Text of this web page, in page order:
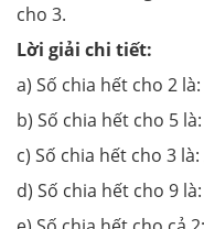
cho 3.
Lời giải chi tiết:
a) Số chia hết cho 2
b) Số chia hết cho 5
c) Số chia hết cho 3
d) Số chia hết cho 9